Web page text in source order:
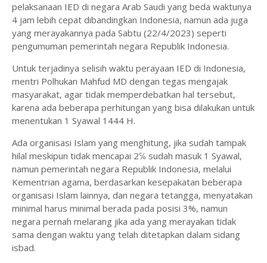
pelaksanaan IED di negara Arab Saudi yang beda waktunya
4 jam lebih cepat dibandingkan Indonesia, namun ada juga
yang merayakannya pada Sabtu (22/4/2023) seperti
pengumuman pemerintah negara Republik Indonesia.
Untuk terjadinya selisih waktu perayaan IED di Indonesia,
mentri Polhukan Mahfud MD dengan tegas mengajak
masyarakat, agar tidak memperdebatkan hal tersebut,
karena ada beberapa perhitungan yang bisa dilakukan untuk
menentukan 1 Syawal 1444 H.
Ada organisasi Islam yang menghitung, jika sudah tampak
hilal meskipun tidak mencapai 2℅ sudah masuk 1 Syawal,
namun pemerintah negara Republik Indonesia, melalui
Kementrian agama, berdasarkan kesepakatan beberapa
organisasi Islam lainnya, dan negara tetangga, menyatakan
minimal harus minimal berada pada posisi 3%, namun
negara pernah melarang jika ada yang merayakan tidak
sama dengan waktu yang telah ditetapkan dalam sidang
isbad.